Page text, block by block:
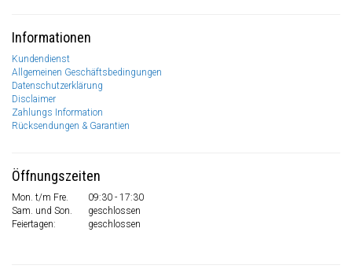
Informationen
Kundendienst
Allgemeinen Geschäftsbedingungen
Datenschutzerklärung
Disclaimer
Zahlungs Information
Rücksendungen & Garantien
Öffnungszeiten
Mon. t/m Fre.
09:30 - 17:30
Sam. und Son.
geschlossen
Feiertagen:
geschlossen